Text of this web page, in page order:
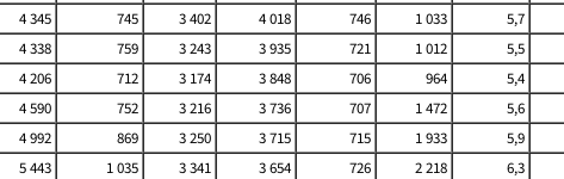
4 345 745 3 402 4 018 746 1 033 5,7
4 338 759 3 243 3 935 721 1 012 5,5
4 206 712 3 174 3 848 706 964 5,4
4 590 752 3 216 3 736 707 1 472 5,6
4 992 869 3 250 3 715 715 1 933 5,9
5 443 1 035 3 341 3 654 726 2 218 6,3